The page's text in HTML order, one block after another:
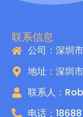
联系信息
公司：深圳
地址：深圳
联系人：
电话：